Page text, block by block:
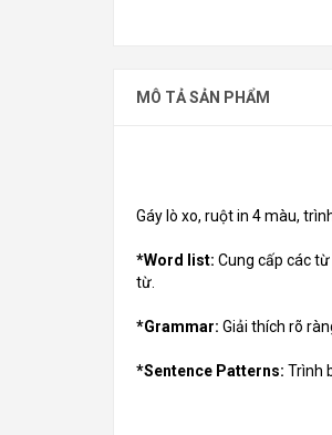
MÔ TẢ SẢN PHẨM
Gáy lò xo, ruột in 4 màu,
*Word list: Cung cấp các
từ.
*Grammar: Giải thích rõ
*Sentence Patterns: Trình